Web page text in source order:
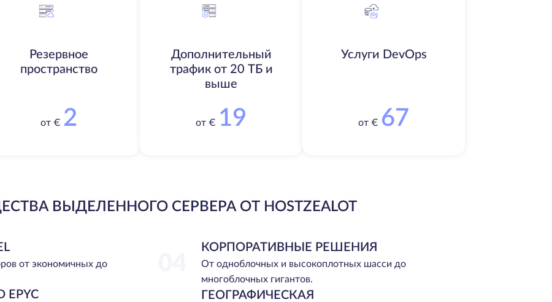
Резервное
пространство
от € 2
Дополнительный
трафик от 20 ТБ и
выше
от € 19
Услуги DevOps
от € 67
ВЫДЕЛЕННОГО СЕРВЕРА ОТ HOSTZEALOT
от экономичных до
КОРПОРАТИВНЫЕ РЕШЕНИЯ
От одноблочных и высокоплотных шасси до
многоблочных гигантов.
ГЕОГРАФИЧЕСКАЯ